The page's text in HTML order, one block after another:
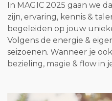
In MAGIC 2025 gaan we
zijn, ervaring, kennis &
begeleiden op jouw
Volgens de energie &
seizoenen. Wanneer je
bezieling, magie & flow in